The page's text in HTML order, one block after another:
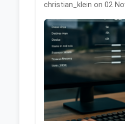
christian_klein on 02